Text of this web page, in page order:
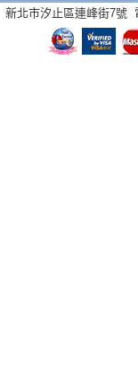
新北市汐止區連峰街7號